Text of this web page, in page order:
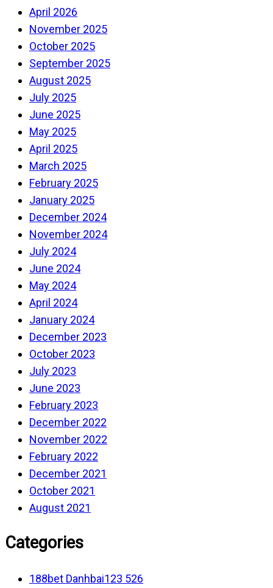
April 2026
November 2025
October 2025
September 2025
August 2025
July 2025
June 2025
May 2025
April 2025
March 2025
February 2025
January 2025
December 2024
November 2024
July 2024
June 2024
May 2024
April 2024
January 2024
December 2023
October 2023
July 2023
June 2023
February 2023
December 2022
November 2022
February 2022
December 2021
October 2021
August 2021
Categories
188bet Danhbai123 526